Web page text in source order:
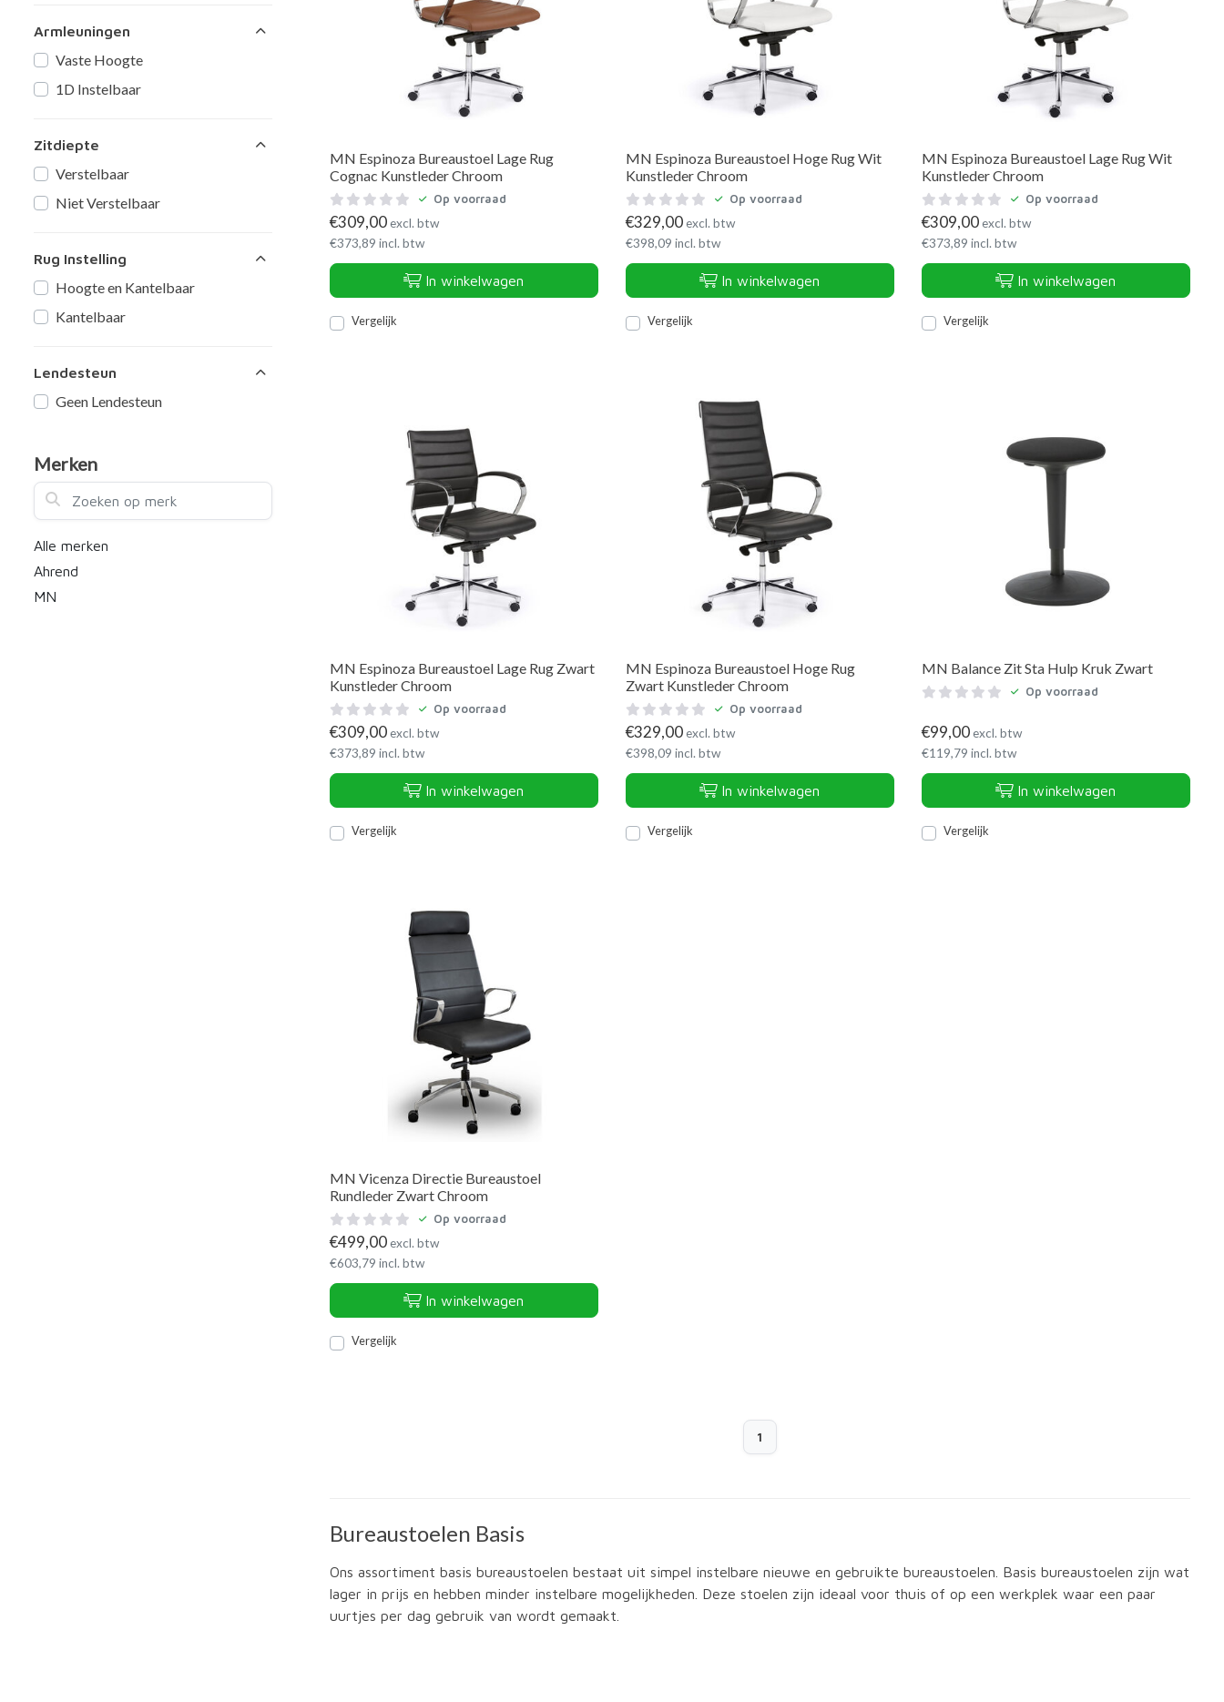
Armleuningen
Vaste Hoogte
1D Instelbaar
Zitdiepte
Verstelbaar
Niet Verstelbaar
Rug Instelling
Hoogte en Kantelbaar
Kantelbaar
Lendesteun
Geen Lendesteun
Merken
Zoeken op merk
Alle merken
Ahrend
MN
MN Espinoza Bureaustoel Lage Rug
Cognac Kunstleder Chroom
Op voorraad
€309,00excl. btw
€373,89 incl. btw
In winkelwagen
Vergelijk
MN Espinoza Bureaustoel Hoge Rug Wit
Kunstleder Chroom
Op voorraad
€329,00excl. btw
€398,09 incl. btw
In winkelwagen
Vergelijk
MN Espinoza Bureaustoel Lage Rug Wit
Kunstleder Chroom
Op voorraad
€309,00excl. btw
€373,89 incl. btw
In winkelwagen
Vergelijk
MN Espinoza Bureaustoel Lage Rug Zwart
Kunstleder Chroom
Op voorraad
€309,00excl. btw
€373,89 incl. btw
In winkelwagen
Vergelijk
MN Espinoza Bureaustoel Hoge Rug
Zwart Kunstleder Chroom
Op voorraad
€329,00excl. btw
€398,09 incl. btw
In winkelwagen
Vergelijk
MN Balance Zit Sta Hulp Kruk Zwart
Op voorraad
€99,00excl. btw
€119,79 incl. btw
In winkelwagen
Vergelijk
MN Vicenza Directie Bureaustoel
Rundleder Zwart Chroom
Op voorraad
€499,00excl. btw
€603,79 incl. btw
In winkelwagen
Vergelijk
1
Bureaustoelen Basis
Ons assortiment basis bureaustoelen bestaat uit simpel instelbare nieuwe en gebruikte bureaustoelen. Basis bureaustoelen zijn wat
lager in prijs en hebben minder instelbare mogelijkheden. Deze stoelen zijn ideaal voor thuis of op een werkplek waar een paar
uurtjes per dag gebruik van wordt gemaakt.